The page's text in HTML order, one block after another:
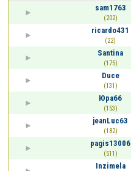
sam1763
(202)
ricardo431
(22)
Santina
(175)
Duce
(131)
Юра66
(153)
jeanLuc63
(182)
pagis13006
(511)
Inzimela